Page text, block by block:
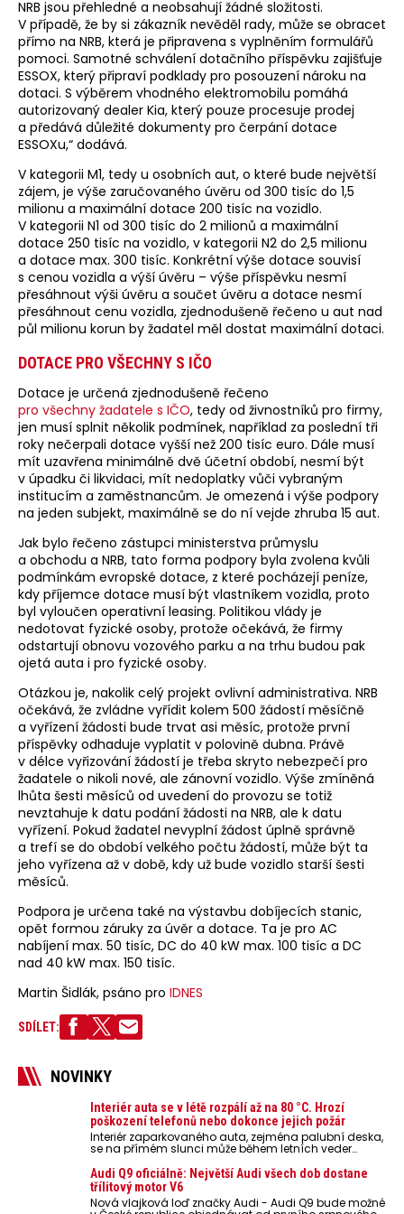
NRB jsou přehledné a neobsahují žádné složitosti.
V případě, že by si zákazník nevěděl rady, může se obracet
přímo na NRB, která je připravena s vyplněním formulářů
pomoci. Samotné schválení dotačního příspěvku zajišťuje
ESSOX, který připraví podklady pro posouzení nároku na
dotaci. S výběrem vhodného elektromobilu pomáhá
autorizovaný dealer Kia, který pouze procesuje prodej
a předává důležité dokumenty pro čerpání dotace
ESSOXu,“ dodává.
V kategorii M1, tedy u osobních aut, o které bude největší
zájem, je výše zaručovaného úvěru od 300 tisíc do 1,5
milionu a maximální dotace 200 tisíc na vozidlo.
V kategorii N1 od 300 tisíc do 2 milionů a maximální
dotace 250 tisíc na vozidlo, v kategorii N2 do 2,5 milionu
a dotace max. 300 tisíc. Konkrétní výše dotace souvisí
s cenou vozidla a výší úvěru – výše příspěvku nesmí
přesáhnout výši úvěru a součet úvěru a dotace nesmí
přesáhnout cenu vozidla, zjednodušeně řečeno u aut nad
půl milionu korun by žadatel měl dostat maximální dotaci.
DOTACE PRO VŠECHNY S IČO
Dotace je určená zjednodušeně řečeno
pro všechny žadatele s IČO, tedy od živnostníků pro firmy,
jen musí splnit několik podmínek, například za poslední tři
roky nečerpali dotace vyšší než 200 tisíc euro. Dále musí
mít uzavřena minimálně dvě účetní období, nesmí být
v úpadku či likvidaci, mít nedoplatky vůči vybraným
institucím a zaměstnancům. Je omezená i výše podpory
na jeden subjekt, maximálně se do ní vejde zhruba 15 aut.
Jak bylo řečeno zástupci ministerstva průmyslu
a obchodu a NRB, tato forma podpory byla zvolena kvůli
podmínkám evropské dotace, z které pocházejí peníze,
kdy příjemce dotace musí být vlastníkem vozidla, proto
byl vyloučen operativní leasing. Politikou vlády je
nedotovat fyzické osoby, protože očekává, že firmy
odstartují obnovu vozového parku a na trhu budou pak
ojetá auta i pro fyzické osoby.
Otázkou je, nakolik celý projekt ovlivní administrativa. NRB
očekává, že zvládne vyřídit kolem 500 žádostí měsíčně
a vyřízení žádosti bude trvat asi měsíc, protože první
příspěvky odhaduje vyplatit v polovině dubna. Právě
v délce vyřizování žádostí je třeba skryto nebezpečí pro
žadatele o nikoli nové, ale zánovní vozidlo. Výše zmíněná
lhůta šesti měsíců od uvedení do provozu se totiž
nevztahuje k datu podání žádosti na NRB, ale k datu
vyřízení. Pokud žadatel nevyplní žádost úplně správně
a trefí se do období velkého počtu žádostí, může být ta
jeho vyřízena až v době, kdy už bude vozidlo starší šesti
měsíců.
Podpora je určena také na výstavbu dobíjecích stanic,
opět formou záruky za úvěr a dotace. Ta je pro AC
nabíjení max. 50 tisíc, DC do 40 kW max. 100 tisíc a DC
nad 40 kW max. 150 tisíc.
Martin Šidlák, psáno pro IDNES
SDÍLET:
NOVINKY
Interiér auta se v létě rozpálí až na 80 °C. Hrozí
poškození telefonů nebo dokonce jejich požár
Interiér zaparkovaného auta, zejména palubní deska,
se na přímém slunci může během letních veder
nebezpečí pro odložené mobilní telefony, powerbanky
nebo notebooky. Můžou urychlit stárnutí baterií,
poškodit elektroniku a ve výjimečných případech i
zvýšit riziko požáru.
Audi Q9 oficiálně: Největší Audi všech dob dostane
třílitový motor V6
Nová vlajková loď značky Audi - Audi Q9 bude možné